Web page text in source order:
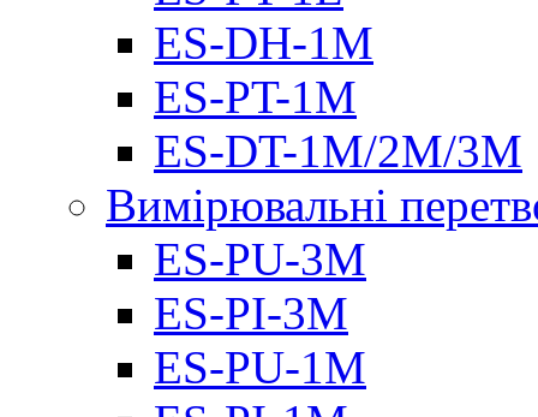
ES-DH-1M
ES-PT-1M
ES-DT-1M/2M/3M
Вимірювальні
ES-PU-3M
ES-PI-3M
ES-PU-1M